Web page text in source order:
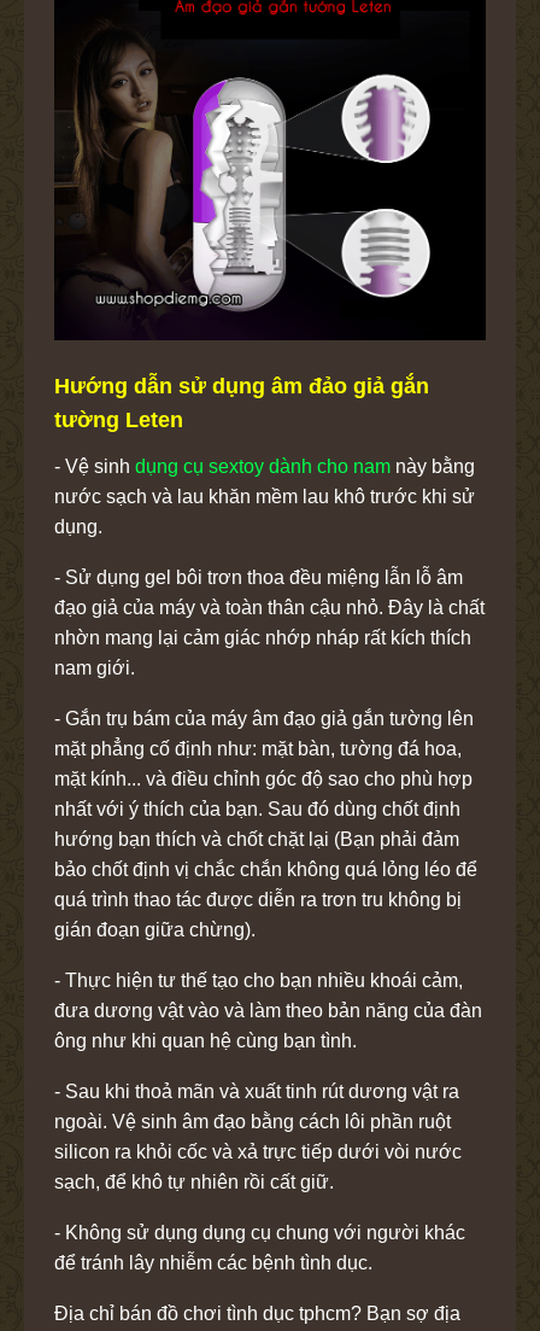
Hướng dẫn sử dụng âm đảo giả gắn
tường Leten
- Vệ sinh dụng cụ sextoy dành cho nam này bằng
nước sạch và lau khăn mềm lau khô trước khi sử
dụng.
- Sử dụng gel bôi trơn thoa đều miệng lẫn lỗ âm
đạo giả của máy và toàn thân cậu nhỏ. Đây là chất
nhờn mang lại cảm giác nhớp nháp rất kích thích
nam giới.
- Gắn trụ bám của máy âm đạo giả gắn tường lên
mặt phẳng cố định như: mặt bàn, tường đá hoa,
mặt kính... và điều chỉnh góc độ sao cho phù hợp
nhất với ý thích của bạn. Sau đó dùng chốt định
hướng bạn thích và chốt chặt lại (Bạn phải đảm
bảo chốt định vị chắc chắn không quá lỏng léo để
quá trình thao tác được diễn ra trơn tru không bị
gián đoạn giữa chừng).
- Thực hiện tư thế tạo cho bạn nhiều khoái cảm,
đưa dương vật vào và làm theo bản năng của đàn
ông như khi quan hệ cùng bạn tình.
- Sau khi thoả mãn và xuất tinh rút dương vật ra
ngoài. Vệ sinh âm đạo bằng cách lôi phần ruột
silicon ra khỏi cốc và xả trực tiếp dưới vòi nước
sạch, để khô tự nhiên rồi cất giữ.
- Không sử dụng dụng cụ chung với người khác
để tránh lây nhiễm các bệnh tình dục.
Địa chỉ bán đồ chơi tình dục tphcm? Bạn sợ địa